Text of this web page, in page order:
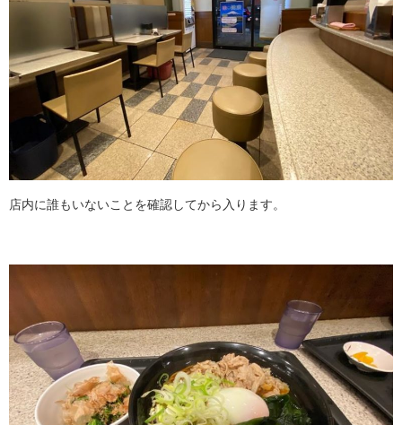
店内に誰もいないことを確認してから入ります。